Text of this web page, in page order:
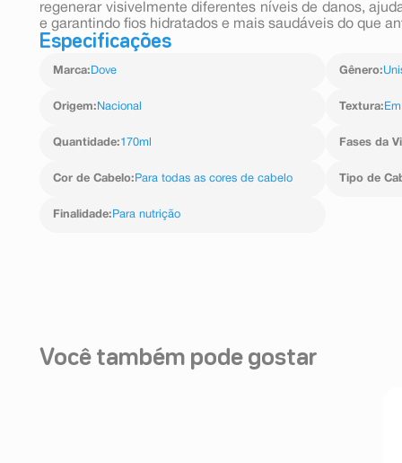
regenerar visivelmente diferentes níveis de danos,
e garantindo fios hidratados e mais saudáveis do que
Especificações
Marca: Dove Gênero:
Origem: Nacional Textura:
Quantidade:170ml Fases da
Cor de Cabelo: Para todas as cores de cabelo Tipo de
Finalidade: Para nutrição
Você também pode gostar